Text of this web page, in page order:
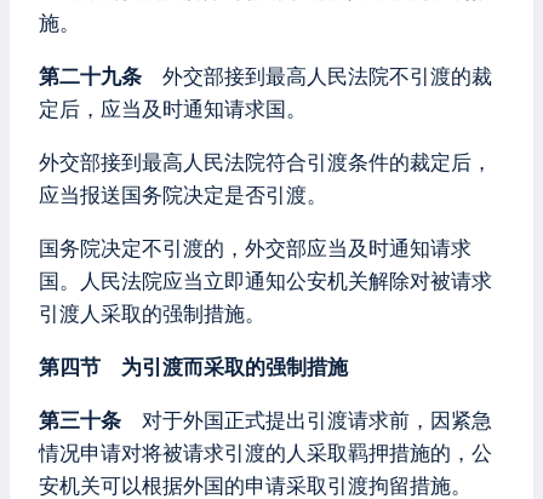
施。
第二十九条 外交部接到最高人民法院不引渡的裁
定后，应当及时通知请求国。
外交部接到最高人民法院符合引渡条件的裁定后，
应当报送国务院决定是否引渡。
国务院决定不引渡的，外交部应当及时通知请求
国。人民法院应当立即通知公安机关解除对被请求
引渡人采取的强制措施。
第四节 为引渡而采取的强制措施
第三十条 对于外国正式提出引渡请求前，因紧急
情况申请对将被请求引渡的人采取羁押措施的，公
安机关可以根据外国的申请采取引渡拘留措施。